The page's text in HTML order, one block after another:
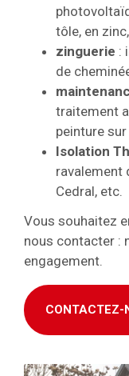
tôle, en
zinguerie :
de
traitement
peinture
Isolation
ravalement
Cedral, etc.
Vous souhaitez
nous contacter :
engagement.
CONTACTEZ-